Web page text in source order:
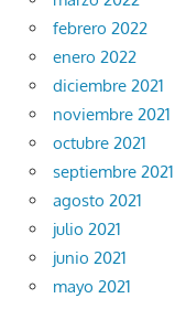
febrero 2022
enero 2022
diciembre 2021
noviembre 2021
octubre 2021
septiembre 2021
agosto 2021
julio 2021
junio 2021
mayo 2021